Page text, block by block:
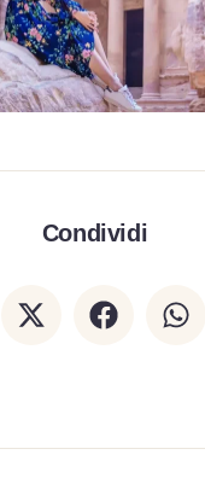
Condividi